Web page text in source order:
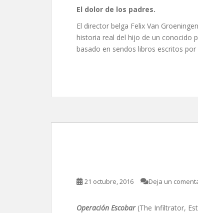
El dolor de los padres.
El director belga Felix Van
historia real del hijo de un conocido
basado en sendos libros escritos por
21 octubre, 2016 Deja un
Operación Escobar (The Infiltrator,